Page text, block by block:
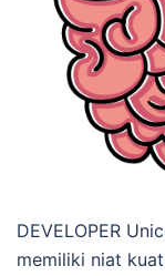
DEVELOPER
memiliki niat